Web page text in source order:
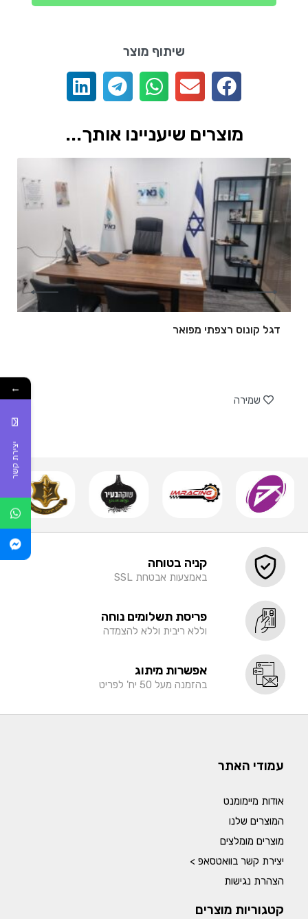
שיתוף מוצר
מוצרים שיעניינו אותך...
דגל קונוס רצפתי מפואר
שמירה
קניה בטוחה
באמצעות אבטחת SSL
פריסת תשלומים נוחה
וללא ריבית וללא להצמדה
אפשרות מיתוג
בהזמנה מעל 50 יח' לפריט
עמודי האתר
אודות מיימומנט
המוצרים שלנו
מוצרים מומלצים
יצירת קשר בוואטסאפ >
הצהרת נגישות
קטגוריות מוצרים
←
יצירת קשר